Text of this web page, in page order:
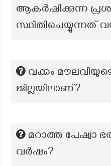
ആകർഷിക്കുന്ന
സ്ഥിതിചെയ്യുന്നത്
വക്കം
ജില്ലയിലാണ്?
മറാത്ത പേഷ്വാ
വർഷം?